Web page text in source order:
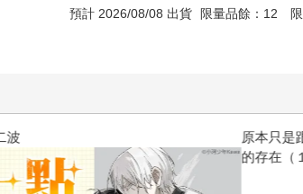
預計 2026/08/08 出貨 限量品餘：12
原本只是跟全校第一美少
的存在（１）